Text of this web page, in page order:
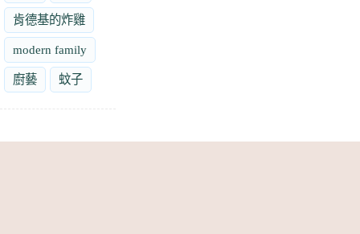
肯德基的炸雞
modern family
廚藝 蚊子